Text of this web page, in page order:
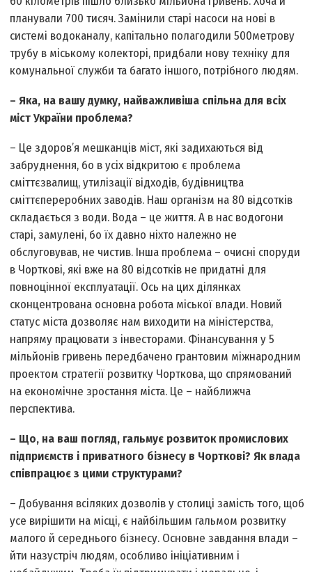
планували 700 тисяч. Замінили старі насоси на нові в
системі водоканалу, капітально полагодили 500­метрову
трубу в міському колекторі, придбали нову техніку для
комунальної служби та багато іншого, потрібного людям.
– Яка, на вашу думку, найважливіша спільна для всіх
міст України проблема?
– Це здоров’я мешканців міст, які задихаються від
забруднення, бо в усіх відкритою є проблема
сміттєзвалищ, утилізації відходів, будівництва
сміттєпереробних заводів. Наш організм на 80 відсотків
складається з води. Вода – це життя. А в нас водогони
старі, замулені, бо їх давно ніхто належно не
обслуговував, не чистив. Інша проблема – очисні споруди
в Чорткові, які вже на 80 відсотків не придатні для
повноцінної експлуатації. Ось на цих ділянках
сконцентрована основна робота міської влади. Новий
статус міста дозволяє нам виходити на міністерства,
напряму працювати з інвесторами. Фінансування у 5
мільйонів гривень передбачено грантовим міжнародним
проектом стратегії розвитку Чорткова, що спрямований
на економічне зростання міста. Це – найближча
перспектива.
– Що, на ваш погляд, гальмує розвиток промислових
підприємств і приватного бізнесу в Чорткові? Як влада
співпрацює з цими структурами?
– Добування всіляких дозволів у столиці замість того, щоб
усе вирішити на місці, є найбільшим гальмом розвитку
малого й середнього бізнесу. Основне завдання влади –
йти назустріч людям, особливо ініціативним і